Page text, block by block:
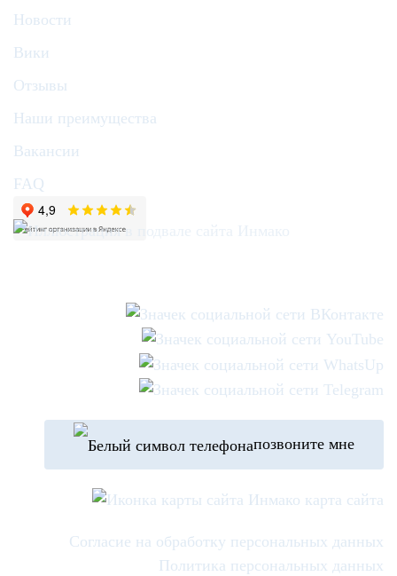
Новости
Вики
Отзывы
Наши преимущества
Вакансии
FAQ
позвоните мне
карта сайта
Согласие на обработку персональных данных
Политика персональных данных